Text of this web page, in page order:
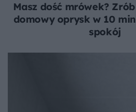
Masz dość mrówek?
domowy oprysk w 10
spokój